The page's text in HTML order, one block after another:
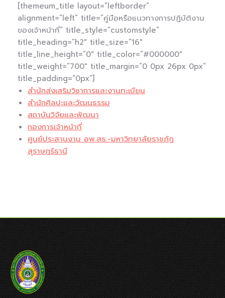
[themeum_title layout=”leftborder”
alignment=”left” title=”คู่มือหรือแนวทางการปฏิบัติงาน
ของเจ้าหน้าที่” title_style=”customstyle”
title_heading=”h2″ title_size=”16″
title_line_height=”0″ title_color=”#000000″
title_weight=”700″ title_margin=”0 0px 26px 0px”
title_padding=”0px”]
สำนักส่งเสริมวิชาการและงานทะเบียน
สำนักศิลปะและวัฒนธรรม
สถาบันวิจัยและพัฒนา
กองการเจ้าหน้าที่
ศูนย์ประสานงาน อพ.สธ.-มหาวิทยาลัยราชภัฏ
สุราษฎร์ธานี